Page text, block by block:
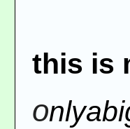
this is